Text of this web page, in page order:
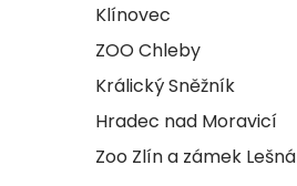
Klínovec
ZOO Chleby
Králický Sněžník
Hradec nad Moravicí
Zoo Zlín a zámek Lešná